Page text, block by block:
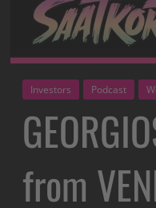
Investors Podcast
from